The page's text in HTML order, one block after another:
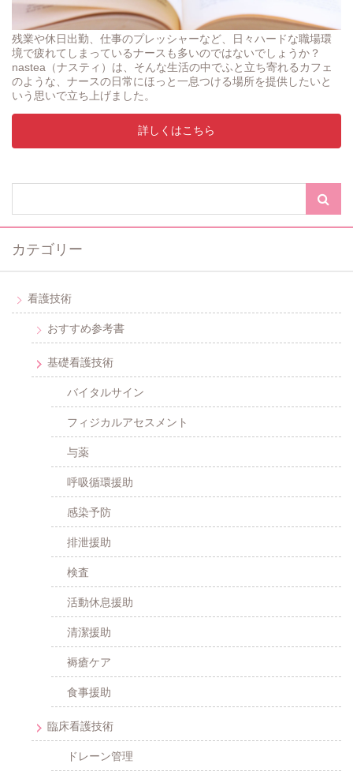
残業や休日出勤、仕事のプレッシャーなど、日々ハードな職場環
境で疲れてしまっているナースも多いのではないでしょうか？
nastea（ナスティ）は、そんな生活の中でふと立ち寄れるカフェ
のような、ナースの日常にほっと一息つける場所を提供したいと
いう思いで立ち上げました。
詳しくはこちら
カテゴリー
看護技術
おすすめ参考書
基礎看護技術
バイタルサイン
フィジカルアセスメント
与薬
呼吸循環援助
感染予防
排泄援助
検査
活動休息援助
清潔援助
褥瘡ケア
食事援助
臨床看護技術
ドレーン管理